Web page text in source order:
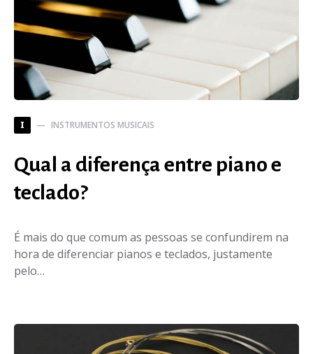
I INSTRUMENTOS MUSICAIS
Qual a diferença entre piano e
teclado?
É mais do que comum as pessoas se confundirem na
hora de diferenciar pianos e teclados, justamente
pelo…